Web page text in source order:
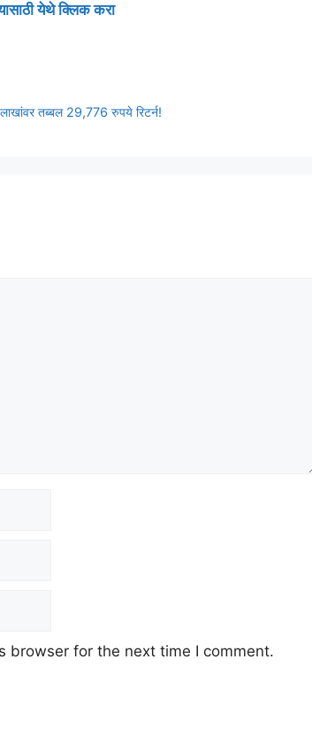
येथे क्लिक करा
तब्बल 29,776 रुपये रिटर्न!
browser for the next time I comment.